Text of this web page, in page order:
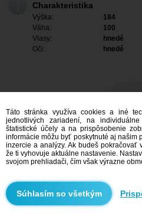
Charakteristika
Výška:
184
Váha:
100
Vlasy:
hnedé
Oči:
hnedé
Mám
Vyhľadávanie
Táto stránka využíva cookies a iné
jednotlivých zariadení, na
štatistické účely a na prispôsobenie
informácie môžu byť poskytnuté aj našim
inzercie a analýzy. Ak budeš pokračovať
že ti vyhovuje aktuálne nastavenie.
svojom prehliadači, čím však výrazne